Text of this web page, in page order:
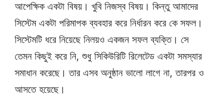
আপেক্ষিক একটা বিষয়। খুবি নিজস্ব বিষয়। কিন্তু আমাদের
সিস্টেম একটা পরিমাপক ব্যবহার করে নির্ধারন করে কে সফল।
সিস্টেমটি ধরে নিয়েছে নিলয়ও একজন সফল ব্যক্তি। সে
তেমন কিছুই করে নি, শুধু সিকিউরিটি রিলেটেড একটা সমস্যার
সমাধান করেছে। তার এসব অনুষ্ঠান ভালো লাগে না, তারপর ও
আসতে হয়েছে।